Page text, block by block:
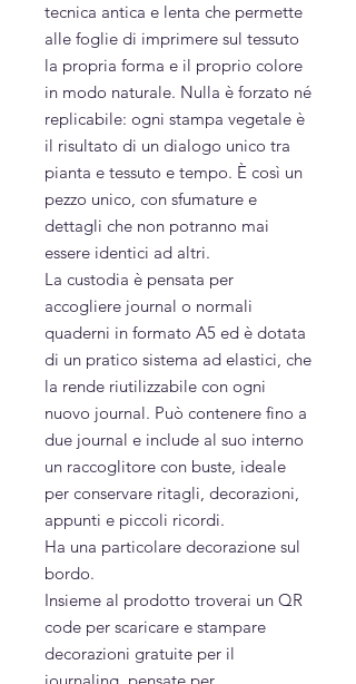
tecnica antica e lenta che permette
alle foglie di imprimere sul tessuto
la propria forma e il proprio colore
in modo naturale. Nulla è forzato né
replicabile: ogni stampa vegetale è
il risultato di un dialogo unico tra
pianta e tessuto e tempo. È così un
pezzo unico, con sfumature e
dettagli che non potranno mai
essere identici ad altri.
La custodia è pensata per
accogliere journal o normali
quaderni in formato A5 ed è dotata
di un pratico sistema ad elastici, che
la rende riutilizzabile con ogni
nuovo journal. Può contenere fino a
due journal e include al suo interno
un raccoglitore con buste, ideale
per conservare ritagli, decorazioni,
appunti e piccoli ricordi.
Ha una particolare decorazione sul
bordo.
Insieme al prodotto troverai un QR
code per scaricare e stampare
decorazioni gratuite per il